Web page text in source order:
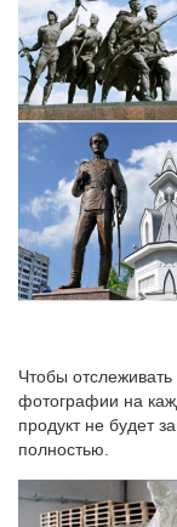
Чтобы
фотографии на
продукт не будет
полностью.